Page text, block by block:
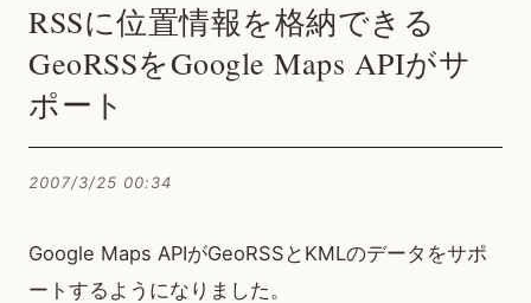
RSSに位置情報を格納できる
GeoRSSをGoogle Maps APIがサ
ポート
2007/3/25 00:34
Google Maps APIがGeoRSSとKMLのデータをサポ
ートするようになりました。